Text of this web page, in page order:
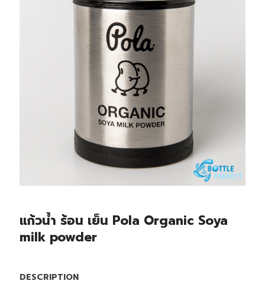
แก้วน้ำ ร้อน เย็น Pola Organic Soya
milk powder
DESCRIPTION